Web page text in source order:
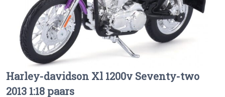
Harley-davidson Xl 1200v Seventy-two
2013 1:18 paars